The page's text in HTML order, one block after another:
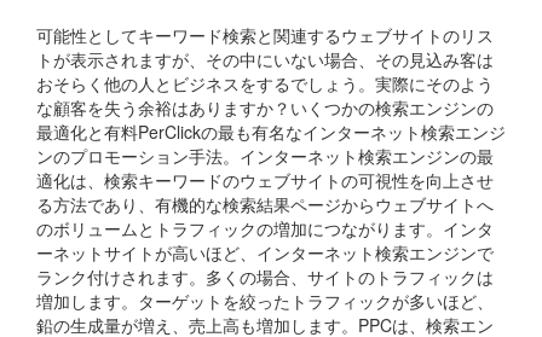
可能性としてキーワード検索と関連するウェブサイトのリス
トが表示されますが、その中にいない場合、その見込み客は
おそらく他の人とビジネスをするでしょう。実際にそのよう
な顧客を失う余裕はありますか？いくつかの検索エンジンの
最適化と有料PerClickの最も有名なインターネット検索エンジ
ンのプロモーション手法。インターネット検索エンジンの最
適化は、検索キーワードのウェブサイトの可視性を向上させ
る方法であり、有機的な検索結果ページからウェブサイトへ
のボリュームとトラフィックの増加につながります。インタ
ーネットサイトが高いほど、インターネット検索エンジンで
ランク付けされます。多くの場合、サイトのトラフィックは
増加します。ターゲットを絞ったトラフィックが多いほど、
鉛の生成量が増え、売上高も増加します。PPCは、検索エン